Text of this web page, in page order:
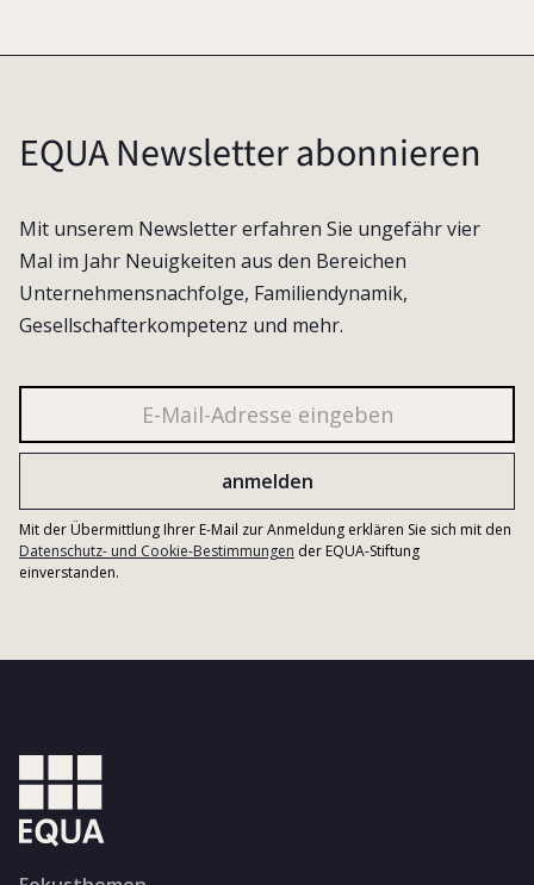
EQUA Newsletter abonnieren
Mit unserem Newsletter erfahren Sie ungefähr vier
Mal im Jahr Neuigkeiten aus den Bereichen
Unternehmensnachfolge, Familiendynamik,
Gesellschafterkompetenz und mehr.
Mit der Übermittlung Ihrer E-Mail zur Anmeldung erklären Sie sich mit den
Datenschutz- und Cookie-Bestimmungen der EQUA-Stiftung
einverstanden.